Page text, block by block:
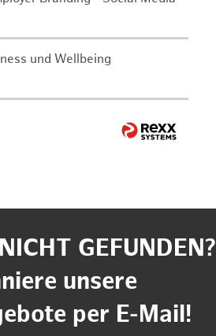
und Wellbeing
GEFUNDEN?
unsere
per E-Mail!